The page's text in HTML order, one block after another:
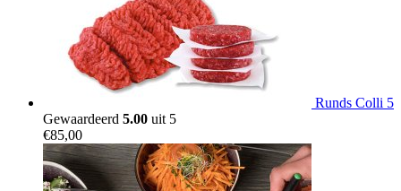
Runds Colli 5
Gewaardeerd 5.00 uit 5
€85,00